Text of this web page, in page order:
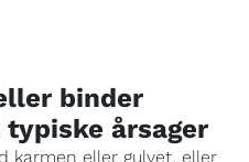
binder
typiske årsager
karmen eller gulvet, eller